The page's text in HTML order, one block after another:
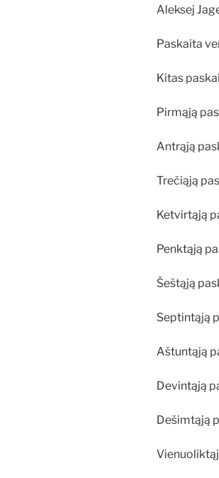
Aleksej
Paskaita
Kitas
Pirmąją
Antrąją
Trečiąją
Ketvirtąją
Penktąją
Šeštąją
Septintąją
Aštuntąją
Devintąją
Dešimtąją